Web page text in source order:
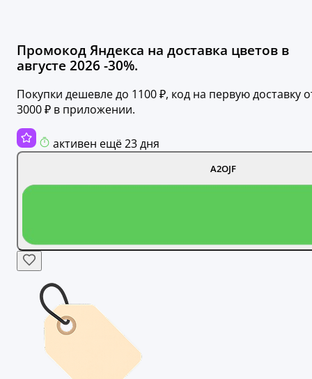
Промокод Яндекса на доставка цветов в
августе 2026 -30%.
Покупки дешевле до 1100 ₽, код на первую доставку
3000 ₽ в приложении.
активен ещё 23 дня
A2OJF